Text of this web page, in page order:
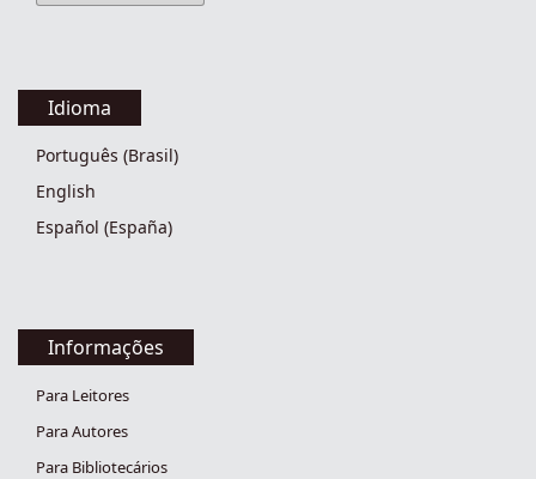
Idioma
Português (Brasil)
English
Español (España)
Informações
Para Leitores
Para Autores
Para Bibliotecários